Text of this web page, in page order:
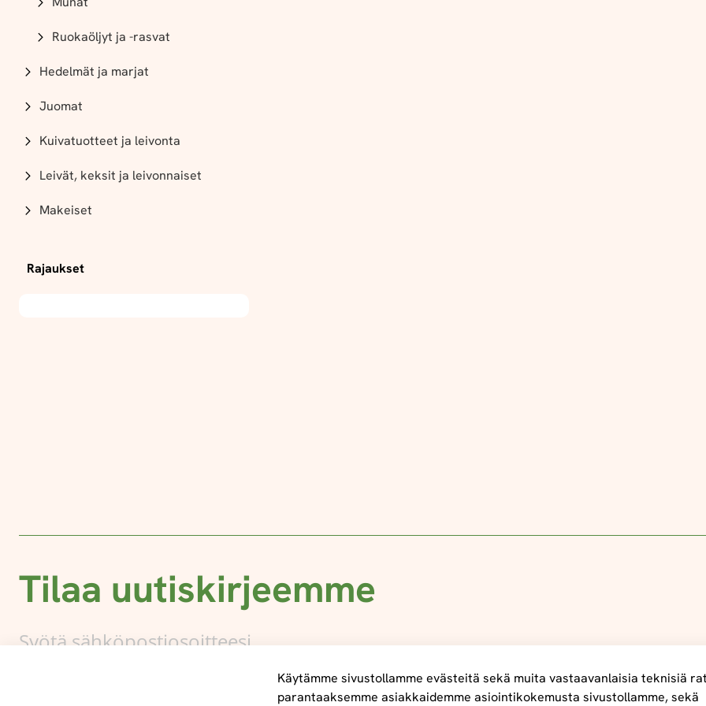
Ruokaöljyt ja -rasvat
Hedelmät ja marjat
Juomat
Kuivatuotteet ja leivonta
Leivät, keksit ja leivonnaiset
Makeiset
Rajaukset
Tilaa uutiskirjeemme
Käytämme sivustollamme evästeitä sekä muita vastaavanlaisia teknisiä
parantaaksemme asiakkaidemme asiointikokemusta sivustollamme, sekä